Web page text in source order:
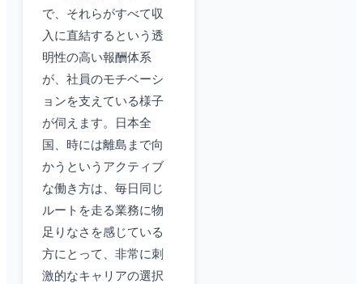
で、それらがすべて収
入に直結するという透
明性の高い報酬体系
が、社員のモチベーシ
ョンを支えている様子
が伺えます。日本全
国、時には離島まで向
かうというアクティブ
な働き方は、毎日同じ
ルートを走る業務に物
足りなさを感じている
方にとって、非常に刺
激的なキャリアの選択